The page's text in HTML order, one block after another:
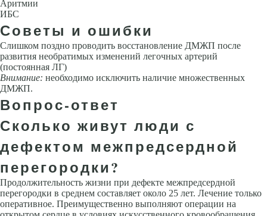
Аритмии
ИБС
Советы и ошибки
Слишком поздно проводить восстановление ДМЖП после
развития необра­тимых изменений легочных артерий
(постоянная ЛГ)
Внимание: необходи­мо исключить наличие множественных
ДМЖП.
Вопрос-ответ
Сколько живут люди с
дефектом межпредсердной
перегородки?
Продолжительность жизни при дефекте межпредсердной
перегородки в среднем составляет около 25 лет. Лечение только
оперативное. Преимущественно выполняют операции на